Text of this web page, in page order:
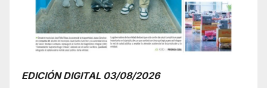
EDICIÓN DIGITAL 03/08/2026